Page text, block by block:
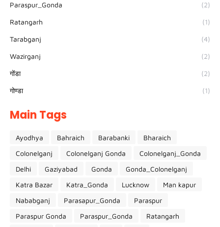
Paraspur_Gonda (2)
Ratangarh (1)
Tarabganj (4)
Wazirganj (2)
गोंडा (2)
गोण्डा (1)
Main Tags
Ayodhya Bahraich Barabanki
Bharaich
Colonelganj
Colonelganj Gonda
Colonelganj_Gonda
Delhi
Gaziyabad Gonda
Gonda_Colonelganj
Katra Bazar
Katra_Gonda Lucknow
Man kapur
Nababganj
Parasapur_Gonda
Paraspur
Paraspur Gonda
Paraspur_Gonda Ratangarh